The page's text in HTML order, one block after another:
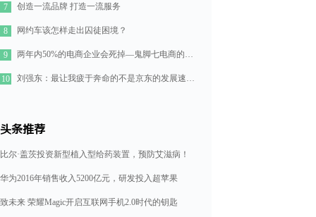
7 创造一流品牌 打造一流服务
8 网约车该怎样走出囚徒困境？
9 两年内50%的电商企业会死掉—鬼脚七电商的七点思考
10 刘强东：最让我疲于奔命的不是京东的发展速度，而是如何管理好11万人的队伍
头条推荐
比尔·盖茨投资新型植入型给药装置，预防艾滋病！
华为2016年销售收入5200亿元，研发投入超苹果
致未来 荣耀Magic开启互联网手机2.0时代的钥匙